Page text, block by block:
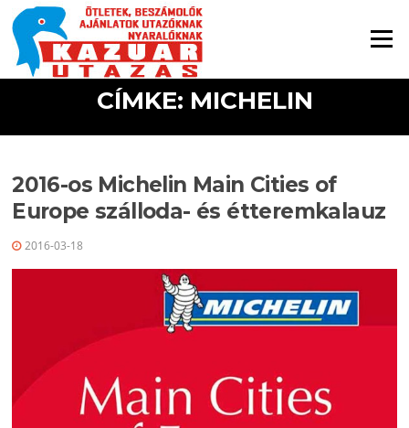
Ugrás a tartalomra
Menü
CÍMKE: MICHELIN
2016-os Michelin Main Cities of
Europe szálloda- és étteremkalauz
2016-03-18